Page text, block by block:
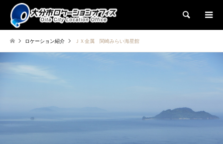
検索
ロケーション紹介 ＪＸ金属 関崎みらい海星館